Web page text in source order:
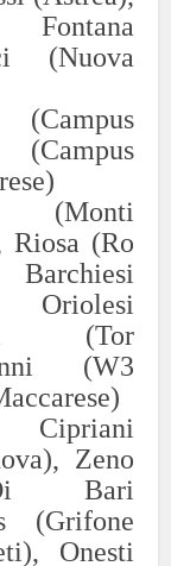
(Nuova
(Monti
Riosa (Ro
Barchiesi
Oriolesi
(Tor
(W3
Cipriani
Zeno
Bari
(Grifone
Onesti